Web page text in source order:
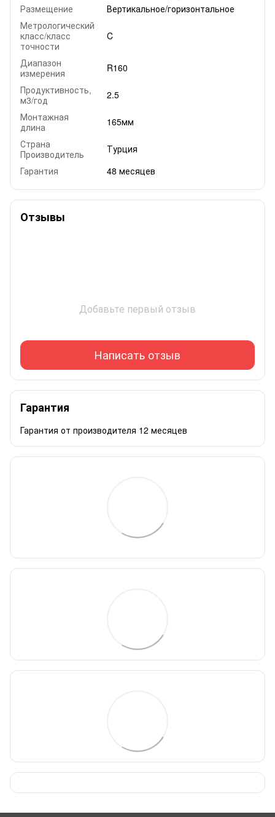
Размещение
Вертикальное/горизонтальное
Метрологический
класс/класс
точности
C
Диапазон
измерения
R160
Продуктивность,
м3/год
2.5
Монтажная
длина
165мм
Страна
Производитель
Турция
Гарантия
48 месяцев
Отзывы
Добавьте первый отзыв
Написать отзыв
Гарантия
Гарантия от производителя 12 месяцев